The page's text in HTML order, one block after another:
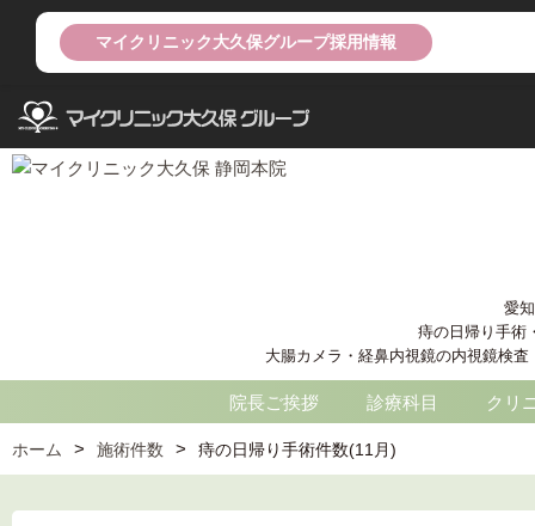
マイクリニック大久保グループ採用情報
愛
痔の日帰り手術
大腸カメラ・経鼻内視鏡の内視鏡検
院長ご挨拶 診療科目 クリ
ホーム 施術件数 痔の日帰り手術件数(11月)